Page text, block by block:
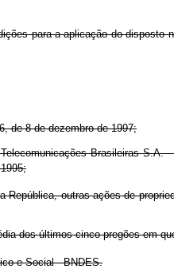
para a aplicação do disposto
de 8 de dezembro de 1997;
Brasileiras S.A.
outras ações de
dos últimos cinco pregões em
e Social - BNDES.